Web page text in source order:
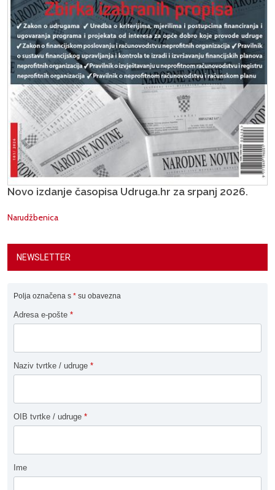
Novo izdanje časopisa Udruga.hr za srpanj 2026.
Narudžbenica
NEWSLETTER
Polja označena s * su obavezna
Adresa e-pošte *
Naziv tvrtke / udruge *
OIB tvrtke / udruge *
Ime